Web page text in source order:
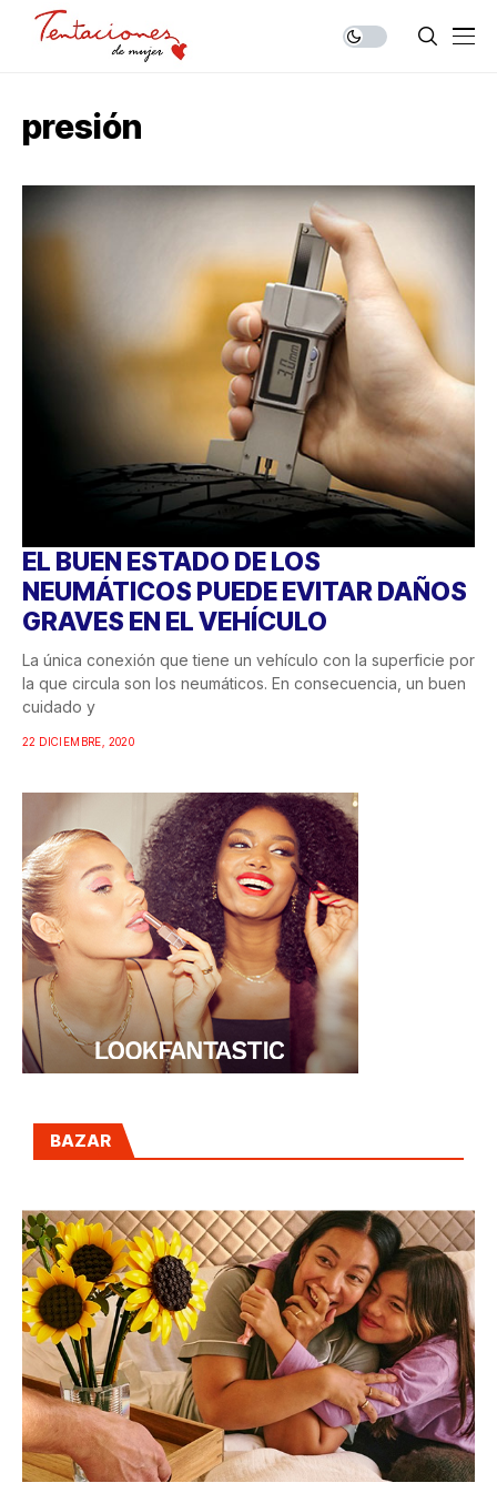
presión
EL BUEN ESTADO DE LOS
NEUMÁTICOS PUEDE EVITAR DAÑOS
GRAVES EN EL VEHÍCULO
La única conexión que tiene un vehículo con la superficie por
la que circula son los neumáticos. En consecuencia, un buen
cuidado y
22 DICIEMBRE, 2020
BAZAR